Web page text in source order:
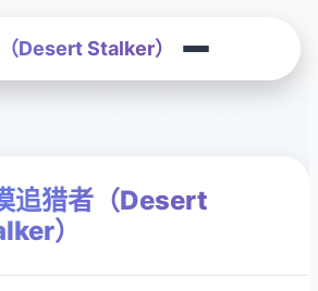
Desert Stalker）
追猎者（Desert
）